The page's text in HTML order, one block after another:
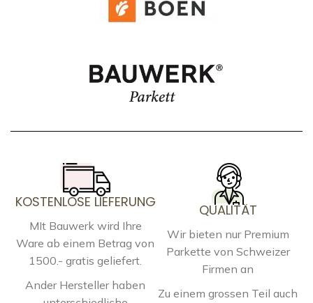
KOSTENLOSE LIEFERUNG
MIt Bauwerk wird Ihre
Ware ab einem Betrag von
1500.- gratis geliefert.
Ander Hersteller haben
QUALITÄT
Wir bieten nur Premium
Parkette von Schweizer
Firmen an
Zu einem grossen Teil auch